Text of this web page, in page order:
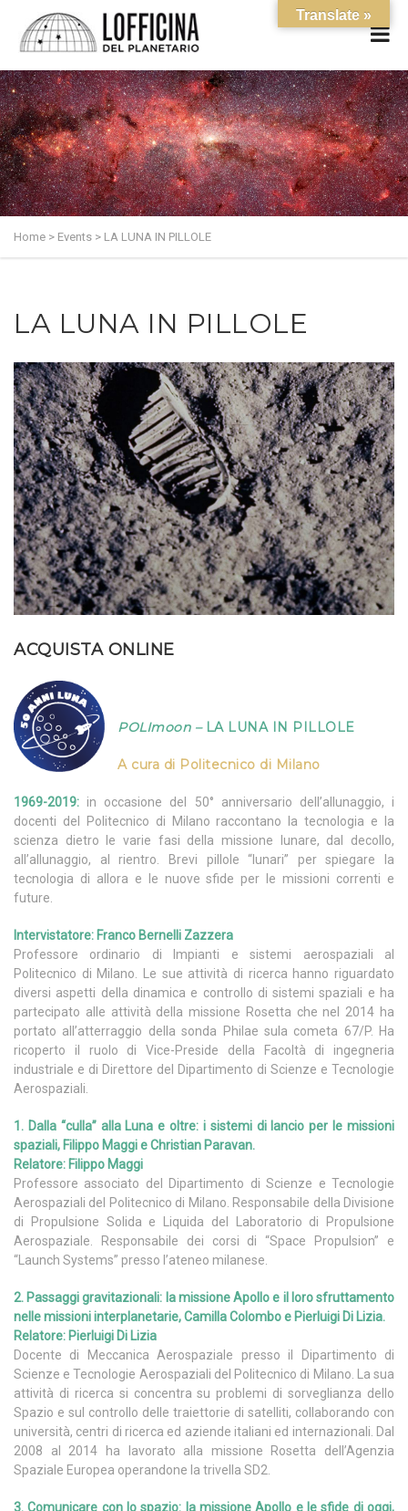
Home > Events > LA LUNA IN PILLOLE
LA LUNA IN PILLOLE
ACQUISTA ONLINE
POLImoon– LA LUNA IN PILLOLE
A cura di Politecnico di Milano
1969-2019: in occasione del 50° anniversario dell’allunaggio, i
docenti del Politecnico di Milano raccontano la tecnologia e la
scienza dietro le varie fasi della missione lunare, dal decollo,
all’allunaggio, al rientro. Brevi pillole “lunari” per spiegare la
tecnologia di allora e le nuove sfide per le missioni correnti e
future.
Intervistatore: Franco Bernelli Zazzera
Professore ordinario di Impianti e sistemi aerospaziali al
Politecnico di Milano. Le sue attività di ricerca hanno riguardato
diversi aspetti della dinamica e controllo di sistemi spaziali e ha
partecipato alle attività della missione Rosetta che nel 2014 ha
portato all’atterraggio della sonda Philae sula cometa 67/P. Ha
ricoperto il ruolo di Vice-Preside della Facoltà di ingegneria
industriale e di Direttore del Dipartimento di Scienze e Tecnologie
Aerospaziali.
1. Dalla “culla” alla Luna e oltre: i sistemi di lancio per le missioni
spaziali, Filippo Maggi e Christian Paravan.
Relatore: Filippo Maggi
Professore associato del Dipartimento di Scienze e Tecnologie
Aerospaziali del Politecnico di Milano. Responsabile della Divisione
di Propulsione Solida e Liquida del Laboratorio di Propulsione
Aerospaziale. Responsabile dei corsi di “Space Propulsion” e
“Launch Systems” presso l’ateneo milanese.
2. Passaggi gravitazionali: la missione Apollo e il loro sfruttamento
nelle missioni interplanetarie, Camilla Colombo e Pierluigi Di Lizia.
Relatore: Pierluigi Di Lizia
Docente di Meccanica Aerospaziale presso il Dipartimento di
Scienze e Tecnologie Aerospaziali del Politecnico di Milano. La sua
attività di ricerca si concentra su problemi di sorveglianza dello
Spazio e sul controllo delle traiettorie di satelliti, collaborando con
università, centri di ricerca ed aziende italiani ed internazionali. Dal
2008 al 2014 ha lavorato alla missione Rosetta dell’Agenzia
Spaziale Europea operandone la trivella SD2.
3. Comunicare con lo spazio: la missione Apollo e le sfide di oggi,
Translate »